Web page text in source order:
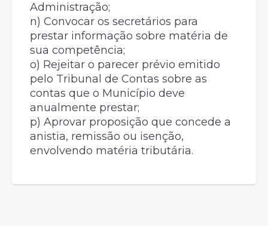
Administração;
n) Convocar os secretários para
prestar informação sobre matéria de
sua competência;
o) Rejeitar o parecer prévio emitido
pelo Tribunal de Contas sobre as
contas que o Município deve
anualmente prestar;
p) Aprovar proposição que concede a
anistia, remissão ou isenção,
envolvendo matéria tributária.